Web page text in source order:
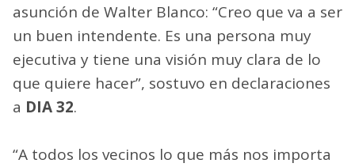
asunción de Walter Blanco: “Creo que va a ser
un buen intendente. Es una persona muy
ejecutiva y tiene una visión muy clara de lo
que quiere hacer”, sostuvo en declaraciones
a DIA 32.
“A todos los vecinos lo que más nos importa